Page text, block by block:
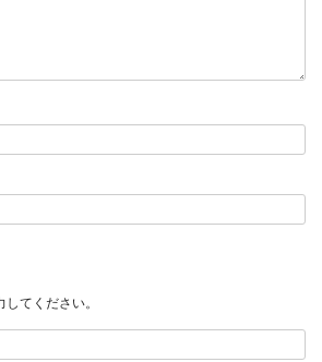
してください。